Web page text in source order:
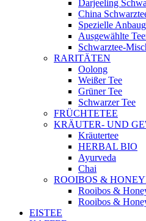
Darjeeling
China
Spezielle
Ausgewählte
Schwarztee-
RARITÄTEN
Oolong
Weißer Tee
Grüner Tee
Schwarzer Tee
FRÜCHTETEE
KRÄUTER- UND
Kräutertee
HERBAL BIO
Ayurveda
Chai
ROOIBOS &
Rooibos &
Rooibos &
EISTEE